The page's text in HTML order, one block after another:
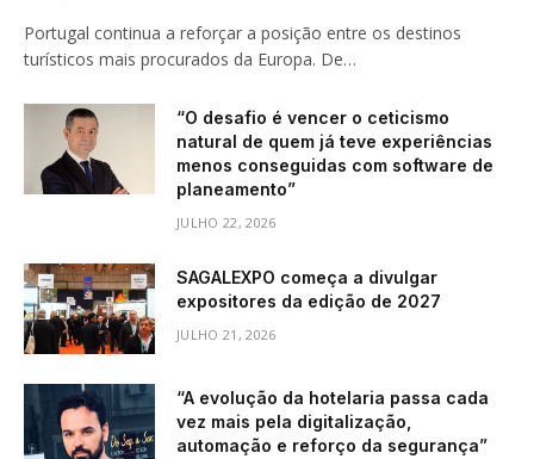
Portugal continua a reforçar a posição entre os destinos
turísticos mais procurados da Europa. De…
“O desafio é vencer o ceticismo
natural de quem já teve experiências
menos conseguidas com software de
planeamento”
JULHO 22, 2026
SAGALEXPO começa a divulgar
expositores da edição de 2027
JULHO 21, 2026
“A evolução da hotelaria passa cada
vez mais pela digitalização,
automação e reforço da segurança”